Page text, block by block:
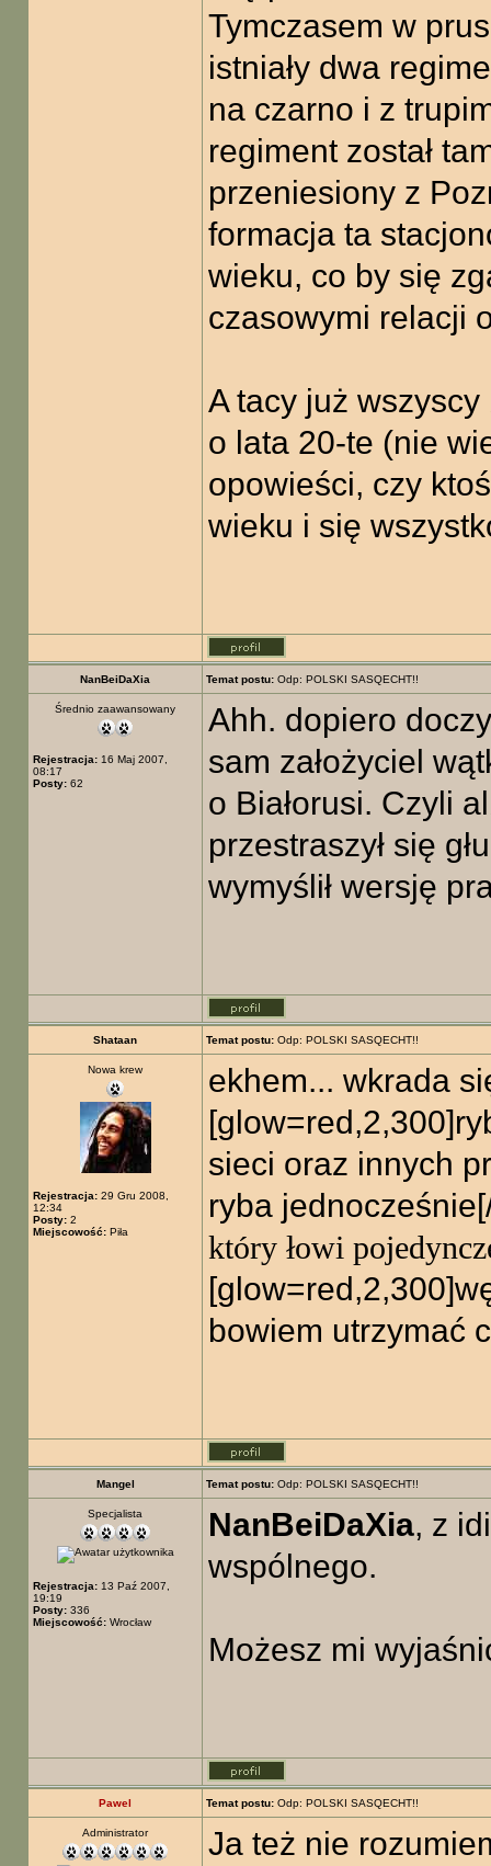
Tymczasem w
istniały dwa
na czarno i z
regiment został
przeniesiony z
formacja ta
wieku, co by się
czasowymi relacji
A tacy już
o lata 20-te (nie
opowieści, czy
wieku i się
NanBeiDaXia Temat postu: Odp: POLSKI SASQECHT!!
Średnio zaawansowany
Rejestracja: 16 Maj 2007,
08:17
Posty: 62
Ahh. dopiero
sam założyciel
o Białorusi. Czyli
przestraszył się
wymyślił wersję
Shataan Temat postu: Odp: POLSKI SASQECHT!!
Nowa krew
Rejestracja: 29 Gru 2008,
12:34
Posty: 2
Miejscowość: Piła
ekhem... wkrada
sieci oraz innych
ryba
który łowi
bowiem utrzymać
Mangel Temat postu: Odp: POLSKI SASQECHT!!
Specjalista
Rejestracja: 13 Paź 2007,
19:19
Posty: 336
Miejscowość: Wrocław
NanBeiDaXia, z
wspólnego.
Możesz mi
Pawel Temat postu: Odp: POLSKI SASQECHT!!
Administrator
Ja też nie